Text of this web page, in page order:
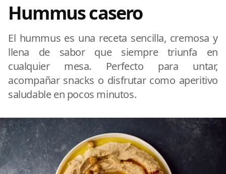
Hummus casero
El hummus es una receta sencilla, cremosa y
llena de sabor que siempre triunfa en
cualquier mesa. Perfecto para untar,
acompañar snacks o disfrutar como aperitivo
saludable en pocos minutos.